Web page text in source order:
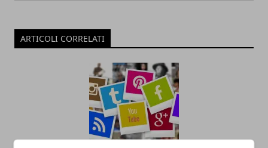
ARTICOLI CORRELATI